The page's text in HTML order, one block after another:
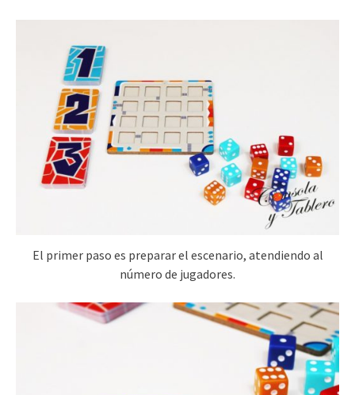
El primer paso es preparar el escenario, atendiendo al
número de jugadores.